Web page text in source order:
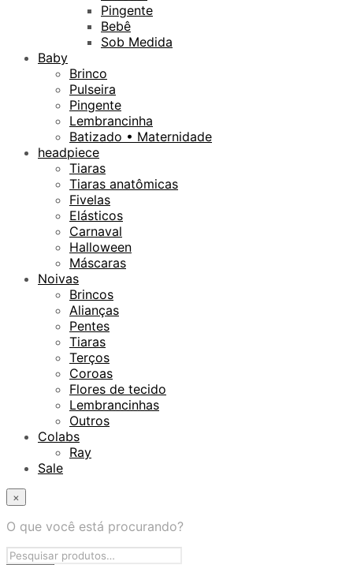
Pingente
Bebê
Sob Medida
Baby
Brinco
Pulseira
Pingente
Lembrancinha
Batizado • Maternidade
headpiece
Tiaras
Tiaras anatômicas
Fivelas
Elásticos
Carnaval
Halloween
Máscaras
Noivas
Brincos
Alianças
Pentes
Tiaras
Terços
Coroas
Flores de tecido
Lembrancinhas
Outros
Colabs
Ray
Sale
×
O que você está procurando?